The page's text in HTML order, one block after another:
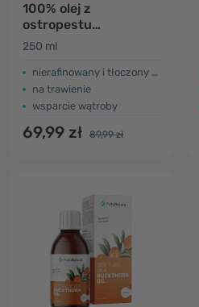
100% olej z
ostropestu
plamistego
250 ml
nierafinowany i tłoczony na zimno
na trawienie
wsparcie wątroby
69,99 zł 89,99 zł